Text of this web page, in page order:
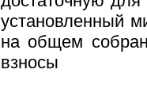
установленный
на общем
взносы